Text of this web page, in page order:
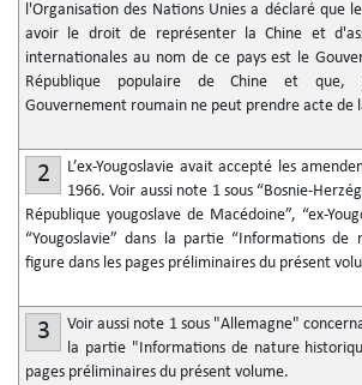
l'Organisation des Nations Unies a déclaré que
avoir le droit de représenter la Chine et
internationales au nom de ce pays est le
République populaire de Chine et que,
Gouvernement roumain ne peut prendre acte de
2
L’ex-Yougoslavie avait accepté les
1966. Voir aussi note 1 sous “Bosnie-
République yougoslave de Macédoine”, “ex-
“Yougoslavie” dans la partie “Informations de
figure dans les pages préliminaires du présent
3
Voir aussi note 1 sous "Allemagne"
la partie "Informations de nature
pages préliminaires du présent volume.